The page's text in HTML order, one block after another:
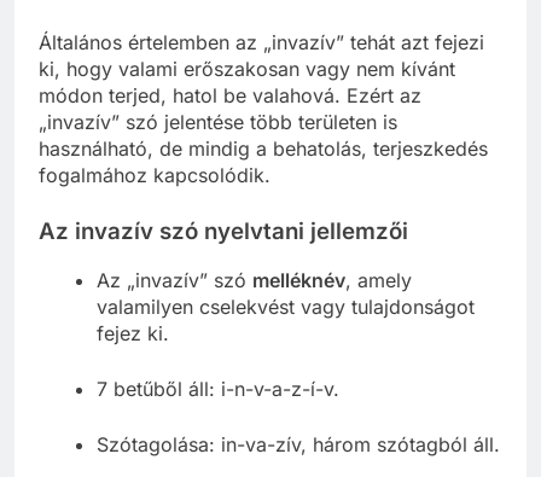
Általános értelemben az „invazív” tehát azt fejezi
ki, hogy valami erőszakosan vagy nem kívánt
módon terjed, hatol be valahová. Ezért az
„invazív” szó jelentése több területen is
használható, de mindig a behatolás, terjeszkedés
fogalmához kapcsolódik.
Az invazív szó nyelvtani jellemzői
Az „invazív” szó melléknév, amely
valamilyen cselekvést vagy tulajdonságot
fejez ki.
7 betűből áll: i-n-v-a-z-í-v.
Szótagolása: in-va-zív, három szótagból áll.